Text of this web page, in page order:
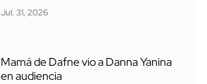
Jul. 31, 2026
Mamá de Dafne vio a Danna Yanina
en audiencia